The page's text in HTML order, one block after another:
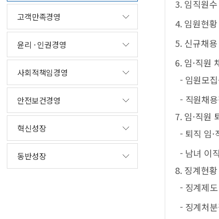
고객만족경영
윤리 · 인권경영
사회적책임경영
안전보건경영
혁신성장
동반성장
3. 임직원수
4. 임원현황
5. 신규채
6. 임·직원
- 임원모
- 직원채
7. 임·직원
- 퇴직 임
- 남녀 이
8. 징계현황
- 징계제
- 징계처